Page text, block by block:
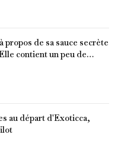
de sa sauce secrète
contient un peu de
d'amandes et des tomates
au départ d'Exoticca,